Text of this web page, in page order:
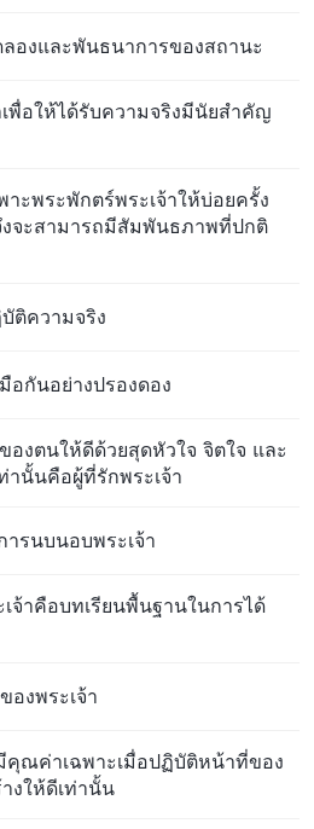
องและพันธนาการของสถานะ
พื่อให้ได้รับความจริงมีนัยสำคัญ
าะพระพักตร์พระเจ้าให้บ่อยครั้ง
งจะสามารถมีสัมพันธภาพที่ปกติ
ติความจริง
อกันอย่างปรองดอง
งตนให้ดีด้วยสุดหัวใจ จิตใจ และ
านั้นคือผู้ที่รักพระเจ้า
รนบนอบพระเจ้า
จ้าคือบทเรียนพื้นฐานในการได้
องพระเจ้า
คุณค่าเฉพาะเมื่อปฏิบัติหน้าที่ของ
งให้ดีเท่านั้น